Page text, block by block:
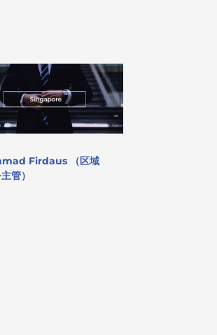
Firdaus （区域
管）